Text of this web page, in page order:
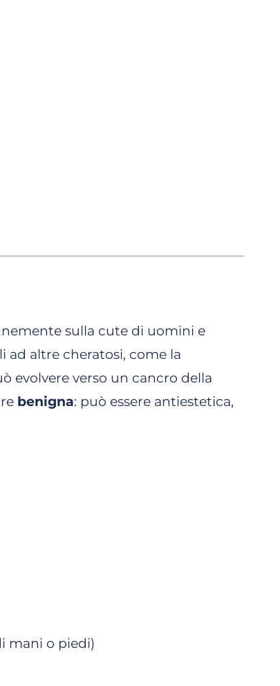
sulla cute di uomini e
ad altre cheratosi, come la
evolvere verso un cancro della
benigna: può essere antiestetica,
mani o piedi)